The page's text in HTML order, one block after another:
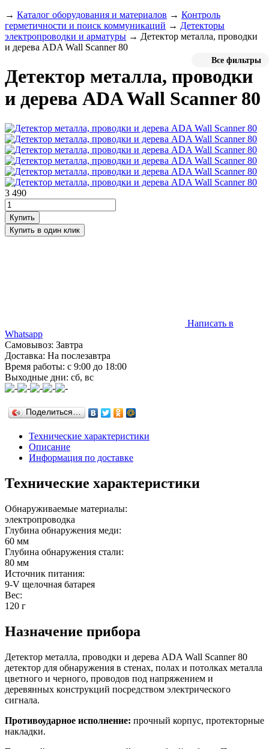
→ Каталог оборудования и материалов → Контроль
герметичности и поиск коммуникаций → Детекторы
электропроводки и арматуры → Детектор металла, проводки
и дерева ADA Wall Scanner 80
Все фильтры
Детектор металла, проводки
и дерева ADA Wall Scanner 80
3 490
Написать в
Whatsapp
Самовывоз: Завтра
Доставка: На послезавтра
Время работы: с 9:00 до 18:00
Выходные дни: сб, вс
Поделиться…
Технические характеристики
Описание
Информация по доставке
Технические характеристики
Обнаруживаемые материалы:
электропроводка
Глубина обнаружения меди:
60 мм
Глубина обнаружения стали:
80 мм
Источник питания:
9-V щелочная батарея
Вес:
120 г
Назначение прибора
Детектор металла, проводки и дерева ADA Wall Scanner 80
детектор для обнаружения в стенах, полах и потолках металла
цветного и черного, проводов под напряжением и
деревянных конструкций посредством электрического
сигнала.
Противоударное исполнение: прочный корпус, протекторные
накладки.